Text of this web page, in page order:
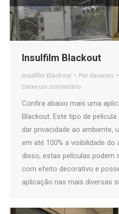
Insulfilm Blackout
Insulfilm Blackout Por davanso
Deixe um comentário
Confira abaixo mais uma
Blackout. Este tipo de
dar privacidade ao ambiente,
em até 100% a visibilidade do
disso, estas películas podem
com efeito decorativo e
aplicação nas mais diversas